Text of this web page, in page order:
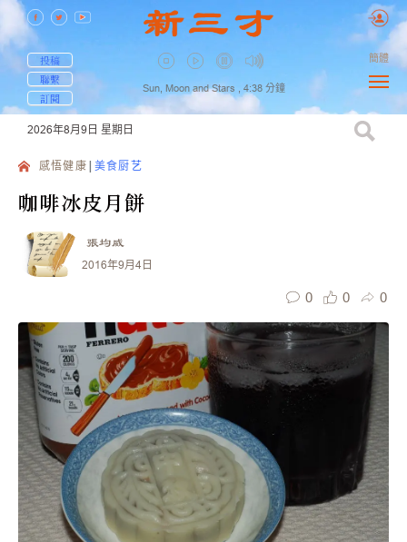
投稿
聯繫
訂閱
Sun, Moon and Stars , 4:38 分鐘
簡體
2026年8月9日 星期日
感悟健康 美食厨艺
咖啡冰皮月餅
張均威
2016年9月4日
0 0 0